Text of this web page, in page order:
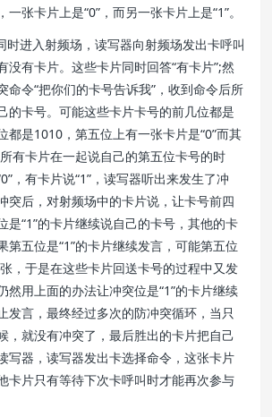
张卡片上是“0”，而另一张卡片上是“1”。
时进入射频场，读写器向射频场发出卡呼叫
没有卡片。这些卡片同时回答“有卡片”;然
命令“把你们的卡号告诉我”，收到命令后所
的卡号。可能这些卡片卡号的前几位都是
都是1010，第五位上有一张卡片是“0”而其
有卡片在一起说自己的第五位卡号的时
，有卡片说“1”，读写器听出来发生了冲
突后，对射频场中的卡片说，让卡号前四
是“1”的卡片继续说自己的卡号，其他的卡
第五位是“1”的卡片继续发言，可能第五位
，于是在这些卡片回送卡号的过程中又发
然用上面的办法让冲突位是“1”的卡片继续
发言，最终经过多次的防冲突循环，当只
，就没有冲突了，最后胜出的卡片把自己
写器，读写器发出卡选择命令，这张卡片
卡片只有等待下次卡呼叫时才能再次参与